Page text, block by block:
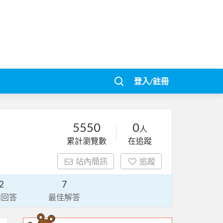
登入/註冊
5550
累計瀏覽數
0人
在追蹤
站內簡訊 追蹤
答
7
最佳解答